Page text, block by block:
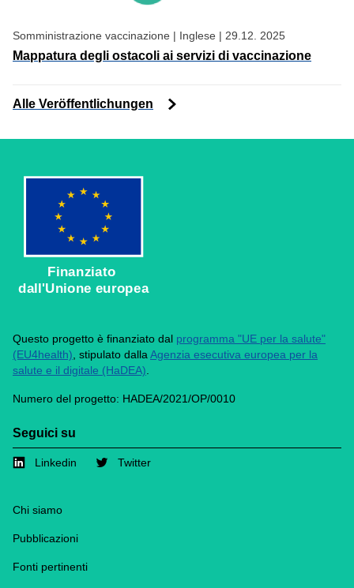
Somministrazione vaccinazione | Inglese | 29.12. 2025
Mappatura degli ostacoli ai servizi di vaccinazione
Alle Veröffentlichungen
dall'Unione europea
Questo progetto è finanziato dal programma "UE per la salute"
(EU4health) , stipulato dalla Agenzia esecutiva europea per la
salute e il digitale (HaDEA)
Numero del progetto: HADEA/2021/OP/0010
Seguici su
Linkedin Twitter
Footer
Chi siamo
Pubblicazioni
Fonti pertinenti